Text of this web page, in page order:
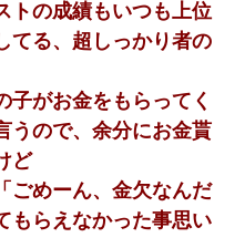
1年間毎日行為しまくった結
れてOKした結果
に胸を揉ませた結果・・・
トの成績もいつも上位
てる、超しっかり者の
子がお金をもらってく
うので、余分にお金貰
ど
ごめーん、金欠なんだ
もらえなかった事思い